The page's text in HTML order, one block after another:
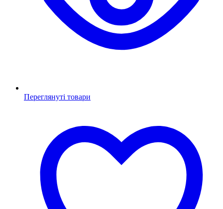
Переглянуті товари